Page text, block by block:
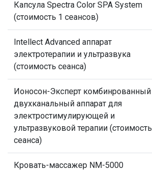
Капсула Spectra Color SPA System
(стоимость 1 сеансов)
Intellect Advanced аппарат
электротерапии и ультразвука
(стоимость сеанса)
Ионосон-Эксперт комбинрованный
двухканальный аппарат для
электростимулирующей и
ультразвуковой терапии (стоимость
сеанса)
Кровать-массажер NM-5000